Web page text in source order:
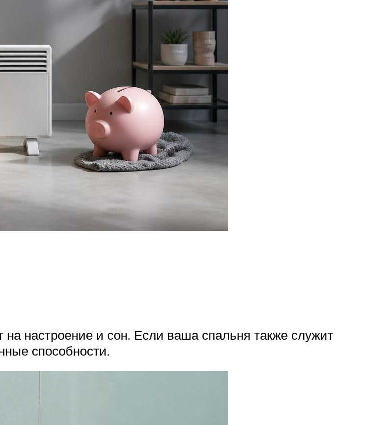
настроение и сон. Если ваша спальня также служит
способности.